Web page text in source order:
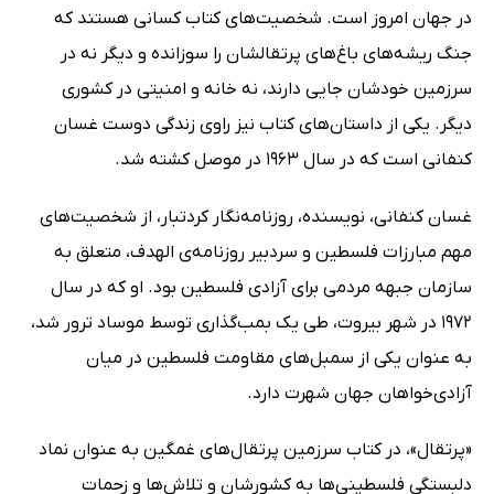
در جهان امروز است. شخصیت‌های کتاب کسانی هستند که
جنگ ریشه‌های باغ‌های پرتقالشان را سوزانده و دیگر نه در
سرزمین خودشان جایی دارند، نه خانه و امنیتی در کشوری
دیگر. یکی از داستان‌های کتاب نیز راوی زندگی دوست غسان
کنفانی است که در سال 1963 در موصل کشته شد.
غسان کنفانی، نویسنده، روزنامه‌نگار کردتبار، از شخصیت‌های
مهم مبارزات فلسطین و سردبیر روزنامه‌ی الهدف، متعلق به
سازمان جبهه مردمی برای آزادی فلسطین بود. او که در سال
1972 در شهر بیروت، طی یک بمب‌گذاری توسط موساد ترور شد،
به عنوان یکی از سمبل‌های مقاومت فلسطین در میان
آزادی‌خواهان جهان شهرت دارد.
«پرتقال»، در کتاب سرزمین پرتقال‌های غمگین به عنوان نماد
دلبستگی فلسطینی‌ها به کشورشان و تلاش‌ها و زحمات